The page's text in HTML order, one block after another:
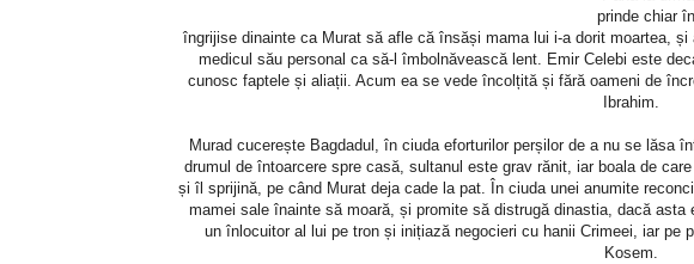
prinde chiar
îngrijise dinainte ca Murat să afle că însăși mama lui i-a dorit moartea,
medicul său personal ca să-l îmbolnăvească lent. Emir Celebi este
cunosc faptele și aliații. Acum ea se vede încolțită și fără oameni de
Ibrahim.
Murad cucerește Bagdadul, în ciuda eforturilor perșilor de a nu se lăsa
drumul de întoarcere spre casă, sultanul este grav rănit, iar boala de
și îl sprijină, pe când Murat deja cade la pat. În ciuda unei anumite
mamei sale înainte să moară, și promite să distrugă dinastia, dacă
un înlocuitor al lui pe tron și inițiază negocieri cu hanii Crimeei, iar pe
Kosem.